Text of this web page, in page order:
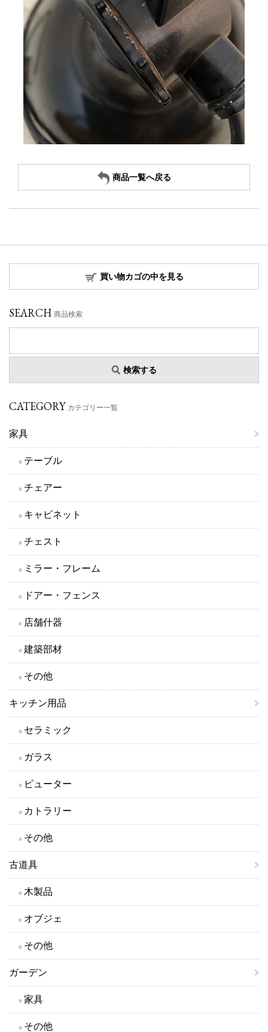
商品一覧へ戻る
買い物カゴの中を見る
SEARCH 商品検索
検索する
CATEGORY カテゴリー一覧
家具
テーブル
チェアー
キャビネット
チェスト
ミラー・フレーム
ドアー・フェンス
店舗什器
建築部材
その他
キッチン用品
セラミック
ガラス
ピューター
カトラリー
その他
古道具
木製品
オブジェ
その他
ガーデン
家具
その他